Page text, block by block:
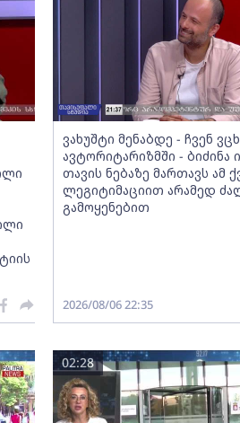
ვახუშტი მენაბდე - ჩვენ
ავტორიტარიზმში - ბიძინა
თავის ნებაზე მართავს ამ
ლეგიტიმაციით არამედ
გამოყენებით
2026/08/06 22:35
02:28